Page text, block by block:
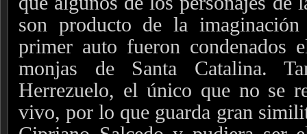
son producto de la
primer auto fueron condenados
monjas de Santa Catalina.
Herrezuelo, el único que no se
vivo, por lo que guarda gran